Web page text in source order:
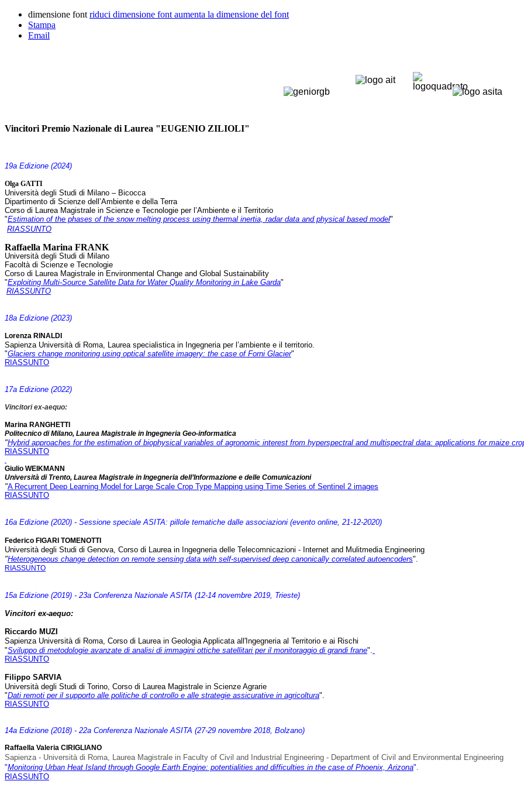
dimensione font riduci dimensione font aumenta la dimensione del font
Stampa
Email
Vincitori Premio Nazionale di Laurea "EUGENIO ZILIOLI"
19a Edizione (2024)
Olga GATTI
Università degli Studi di Milano – Bicocca
Dipartimento di Scienze dell’Ambiente e della Terra
Corso di Laurea Magistrale in Scienze e Tecnologie per l’Ambiente e il Territorio
"Estimation of the phases of the snow melting process using thermal inertia, radar data and physical based model"
RIASSUNTO
Raffaella Marina FRANK
Università degli Studi di Milano
Facoltà di Scienze e Tecnologie
Corso di Laurea Magistrale in Environmental Change and Global Sustainability
"Exploiting Multi-Source Satellite Data for Water Quality Monitoring in Lake Garda"
RIASSUNTO
18a Edizione (2023)
Lorenza RINALDI
Sapienza Università di Roma, Laurea specialistica in Ingegneria per l’ambiente e il territorio.
"Glaciers change monitoring using optical satellite imagery: the case of Forni Glacier"
RIASSUNTO
17a Edizione (2022)
Vincitori ex-aequo:
Marina RANGHETTI
Politecnico di Milano, Laurea Magistrale in Ingegneria Geo-informatica
"Hybrid approaches for the estimation of biophysical variables of agronomic interest from hyperspectral and multispectral data: applications for maize
RIASSUNTO
Giulio WEIKMANN
Università di Trento, Laurea Magistrale in Ingegneria dell’Informazione e delle Comunicazioni
"A Recurrent Deep Learning Model for Large Scale Crop Type Mapping using Time Series of Sentinel 2 images
RIASSUNTO
16a Edizione (2020) - Sessione speciale ASITA: pillole tematiche dalle associazioni (evento online, 21-12-2020)
Federico FIGARI TOMENOTTI
Università degli Studi di Genova, Corso di Laurea in Ingegneria delle Telecomnicazioni - Internet and Mulitmedia Engineering
"Heterogeneous change detection on remote sensing data with self-supervised deep canonically correlated autoencoders".
RIASSUNTO
15a Edizione (2019) - 23a Conferenza Nazionale ASITA (12-14 novembre 2019, Trieste)
Vincitori ex-aequo:
Riccardo MUZI
Sapienza Università di Roma, Corso di Laurea in Geologia Applicata all'Ingegneria al Territorio e ai Rischi
"Sviluppo di metodologie avanzate di analisi di immagini ottiche satellitari per il monitoraggio di grandi frane".
RIASSUNTO
Filippo SARVIA
Università degli Studi di Torino, Corso di Laurea Magistrale in Scienze Agrarie
"Dati remoti per il supporto alle politiche di controllo e alle strategie assicurative in agricoltura".
RIASSUNTO
14a Edizione (2018) - 22a Conferenza Nazionale ASITA (27-29 novembre 2018, Bolzano)
Raffaella Valeria CIRIGLIANO
Sapienza - Università di Roma, Laurea Magistrale in Faculty of Civil and Industrial Engineering - Department of Civil and Environmental Engineering
"Monitoring Urban Heat Island through Google Earth Engine: potentialities and difficulties in the case of Phoenix, Arizona".
RIASSUNTO